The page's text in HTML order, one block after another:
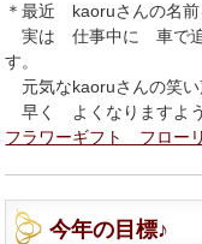
＊最近 kaoruさんの名
実は 仕事中に 車で追
す。
元気なkaoruさんの笑
早く よくなりますよう
フラワーギフト フロー
今年の目標♪